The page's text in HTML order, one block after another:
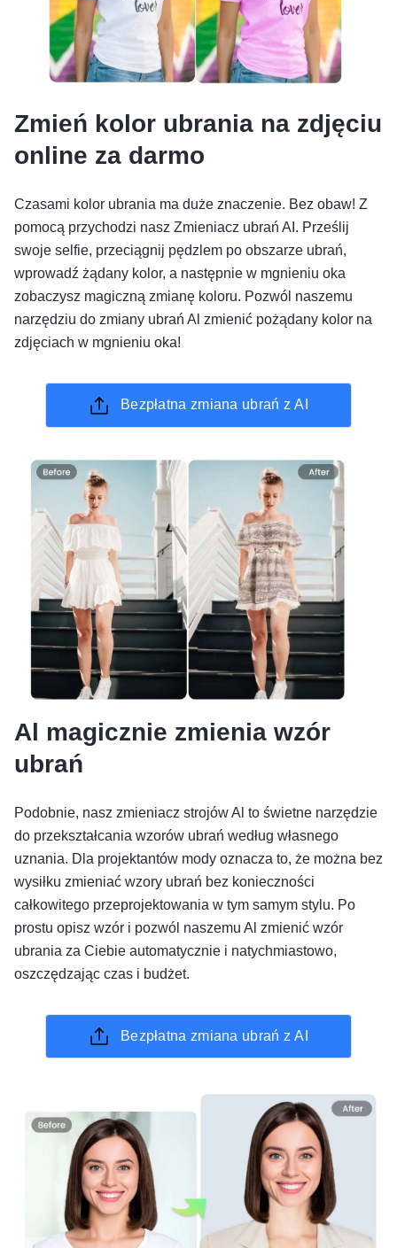
Zmień kolor ubrania na zdjęciu
online za darmo
Czasami kolor ubrania ma duże znaczenie. Bez obaw! Z
pomocą przychodzi nasz Zmieniacz ubrań AI. Prześlij
swoje selfie, przeciągnij pędzlem po obszarze ubrań,
wprowadź żądany kolor, a następnie w mgnieniu oka
zobaczysz magiczną zmianę koloru. Pozwól naszemu
narzędziu do zmiany ubrań Al zmienić pożądany kolor na
zdjęciach w mgnieniu oka!
Bezpłatna zmiana ubrań z AI
Al magicznie zmienia wzór
ubrań
Podobnie, nasz zmieniacz strojów Al to świetne narzędzie
do przekształcania wzorów ubrań według własnego
uznania. Dla projektantów mody oznacza to, że można bez
wysiłku zmieniać wzory ubrań bez konieczności
całkowitego przeprojektowania w tym samym stylu. Po
prostu opisz wzór i pozwól naszemu Al zmienić wzór
ubrania za Ciebie automatycznie i natychmiastowo,
oszczędzając czas i budżet.
Bezpłatna zmiana ubrań z AI